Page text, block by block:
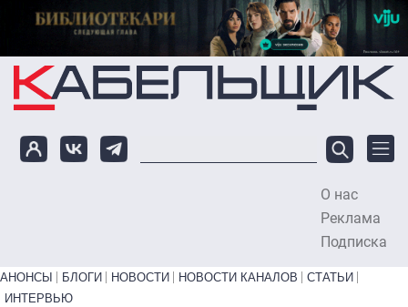
Перейти к основному содержанию
О нас
Реклама
Подписка
Primary links bottom
АНОНСЫ БЛОГИ НОВОСТИ НОВОСТИ КАНАЛОВ
СТАТЬИ
ИНТЕРВЬЮ